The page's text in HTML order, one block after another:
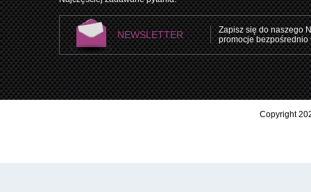
NEWSLETTER
Zapisz się do naszego
promocje bezpośrednio
Copyright